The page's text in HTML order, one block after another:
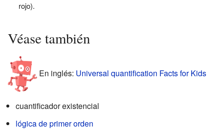
rojo).
Véase también
En inglés: Universal quantification Facts for Kids
cuantificador existencial
lógica de primer orden